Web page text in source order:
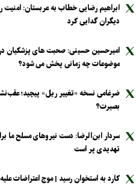
ابراهیم رضایی خطاب به عربستان: امنیت
دیگران گدایی کرد
امیرحسین حسینی: صحبت های پزشکیان
موضوعات چه زمانی پخش می شود؟
ضرغامی نسخه «تغییر ریل» پیچید؛
بصیرت؟
سردار ابن‌الرضا: دست نیرو‌های مسلح ما
تهدیدی پر است
کارد به استخوان رسید | موج اعتراضات